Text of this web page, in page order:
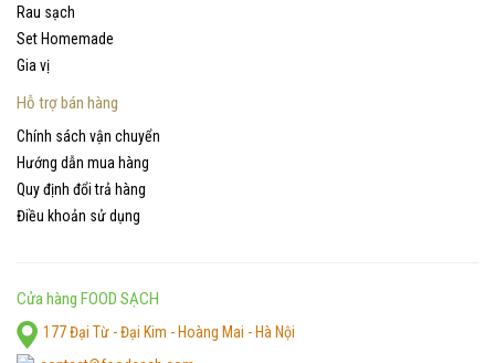
Rau sạch
Set Homemade
Gia vị
Hỗ trợ bán hàng
Chính sách vận chuyển
Hướng dẫn mua hàng
Quy định đổi trả hàng
Điều khoản sử dụng
Cửa hàng FOOD SẠCH
177 Đại Từ - Đại Kim - Hoàng Mai - Hà Nội